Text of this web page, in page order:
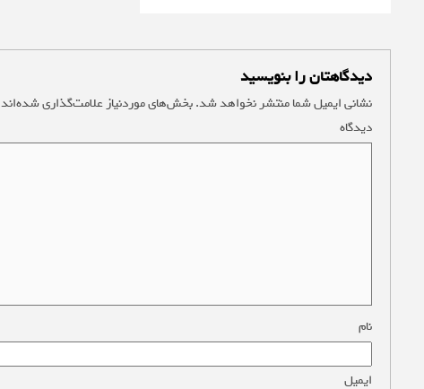
دیدگاهتان را بنویسید
نشانی ایمیل شما منتشر نخواهد شد.بخش‌های موردنیاز علامت‌گذاری شده‌اند
دیدگاه
نام
ایمیل